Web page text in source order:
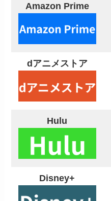
Amazon Prime
dアニメストア
Hulu
Disney+